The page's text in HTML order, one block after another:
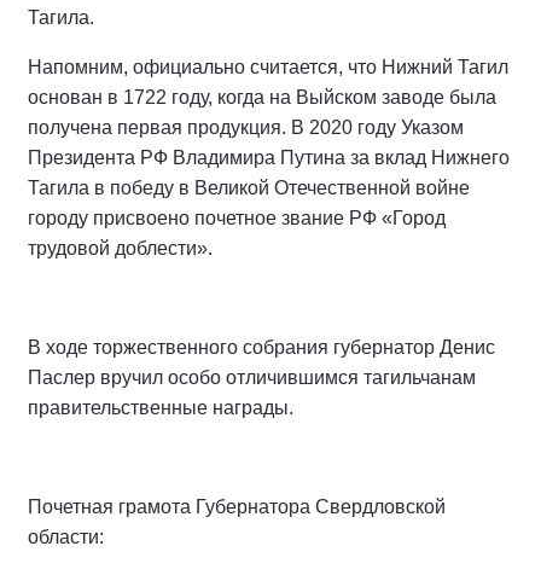
Тагила.
Напомним, официально считается, что Нижний Тагил
основан в 1722 году, когда на Выйском заводе была
получена первая продукция. В 2020 году Указом
Президента РФ Владимира Путина за вклад Нижнего
Тагила в победу в Великой Отечественной войне
городу присвоено почетное звание РФ «Город
трудовой доблести».
В ходе торжественного собрания губернатор Денис
Паслер вручил особо отличившимся тагильчанам
правительственные награды.
Почетная грамота Губернатора Свердловской
области: